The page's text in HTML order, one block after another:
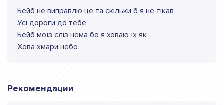
Бейб не виправлю це та скiльки б я не тiкав
Усi дороги до тебе
Бейб моїз слiз нема бо я ховаю їх як
Хова хмари небо
Рекомендации